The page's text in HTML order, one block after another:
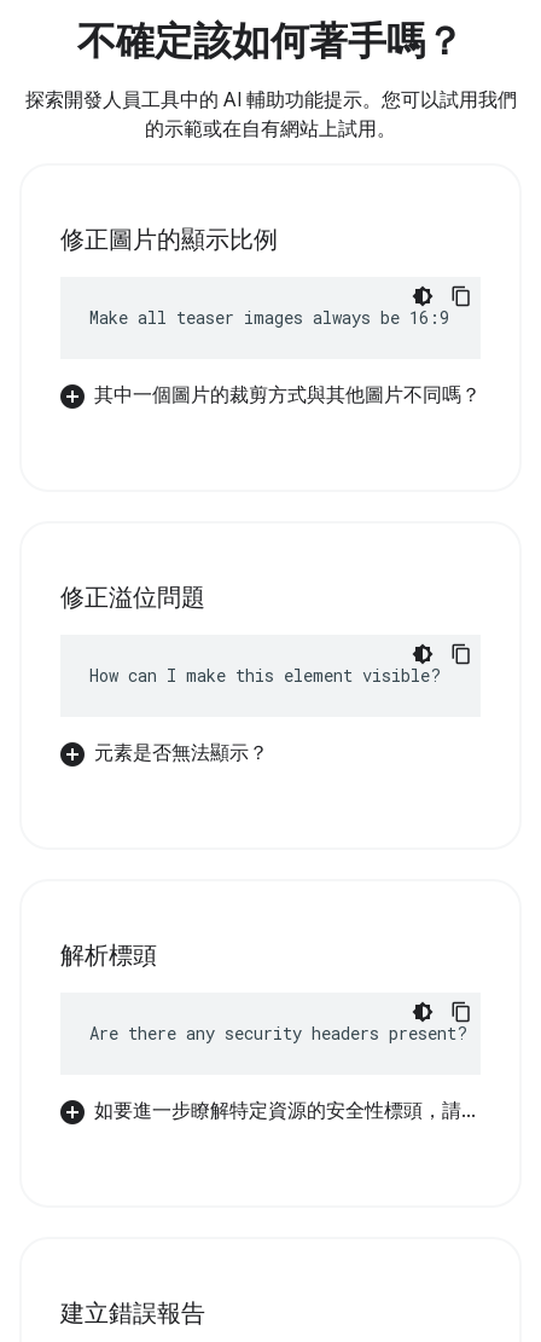
不確定該如何著手嗎？
探索開發人員工具中的 AI 輔助功能提示。您可以試用我們
的示範或在自有網站上試用。
修正圖片的顯示比例
Make all teaser images always be 16:9
其中一個圖片的裁剪方式與其他圖片不同嗎？
修正溢位問題
How can I make this element visible?
元素是否無法顯示？
解析標頭
Are there any security headers present?
如要進一步瞭解特定資源的安全性標頭，請...
建立錯誤報告